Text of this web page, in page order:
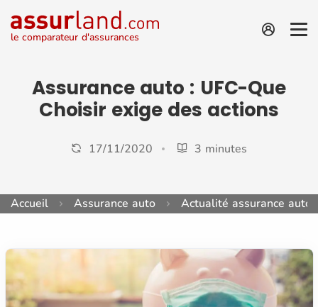
le comparateur d'assurances
Assurance auto : UFC-Que
Choisir exige des actions
17/11/2020 3 minutes
Accueil Assurance auto Actualité assurance auto